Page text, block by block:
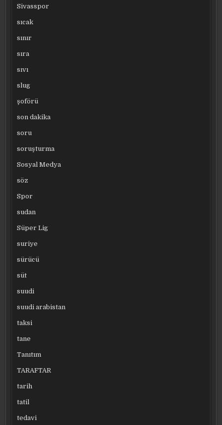
Sivasspor
sıcak
sınır
sıra
sıvı
slug
şoförü
son dakika
soru
soruşturma
Sosyal Medya
söz
Spor
sudan
Süper Lig
suriye
sürücü
süt
suudi
suudi arabistan
taksi
tane
Tanıtım
TARAFTAR
tarih
tatil
tedavi